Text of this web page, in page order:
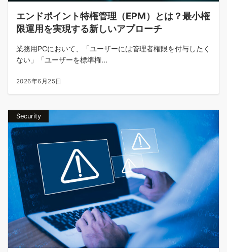
エンドポイント特権管理（EPM）とは？最小権
限運用を実現する新しいアプローチ
業務用PCにおいて、「ユーザーには管理者権限を付与したく
ない」「ユーザーを標準権...
2026年6月25日
Security